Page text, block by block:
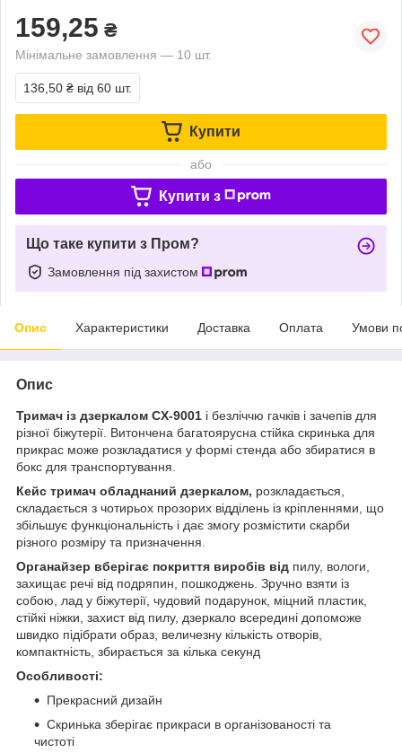
159,25 ₴
Мінімальне замовлення — 10 шт.
136,50 ₴ від 60 шт.
Купити
або
Купити з
Що таке купити з Пром?
Замовлення під захистом
Опис Характеристики Доставка Оплата Умови
Опис
Тримач із дзеркалом CX-9001 і безліччю гачків і зачепів для
різної біжутерії. Витончена багатоярусна стійка скринька для
прикрас може розкладатися у формі стенда або збиратися в
бокс для транспортування.
Кейс тримач обладнаний дзеркалом, розкладається,
складається з чотирьох прозорих відділень із кріпленнями, що
збільшує функціональність і дає змогу розмістити скарби
різного розміру та призначення.
Органайзер вберігає покриття виробів від пилу, вологи,
захищає речі від подряпин, пошкоджень. Зручно взяти із
собою, лад у біжутерії, чудовий подарунок, міцний пластик,
стійкі ніжки, захист від пилу, дзеркало всередині допоможе
швидко підібрати образ, величезну кількість отворів,
компактність, збирається за кілька секунд
Особливості:
Прекрасний дизайн
Скринька зберігає прикраси в організованості та
чистоті